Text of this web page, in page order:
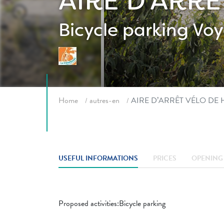
Bicycle parking
Home autres-en AIRE D’ARRÊT VÉLO DE
USEFUL INFORMATIONS PRICES
Proposed activities:Bicycle parking